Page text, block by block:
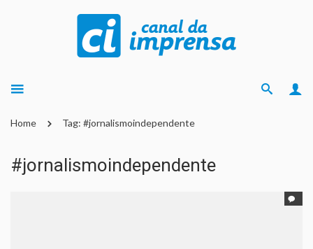
Home Tag: #jornalismoindependente
#jornalismoindependente